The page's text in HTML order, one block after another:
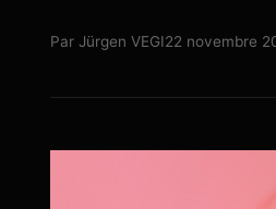
Par Jürgen VEGI22 novembre